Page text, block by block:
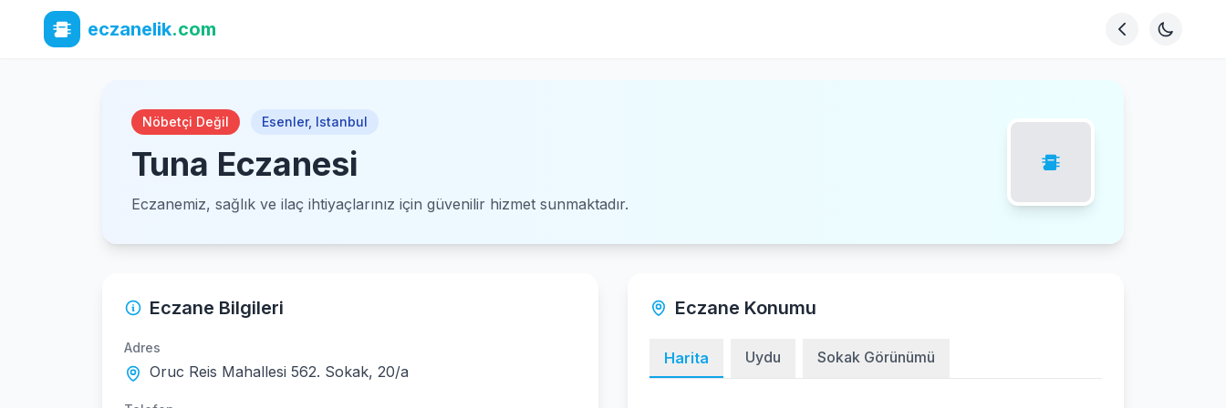
eczanelik.com
Nöbetçi Değil Esenler, Istanbul
Tuna Eczanesi
Eczanemiz, sağlık ve ilaç ihtiyaçlarınız için güvenilir hizmet sunmaktadır.
Eczane Bilgileri
Adres
Oruc Reis Mahallesi 562. Sokak, 20/a
Eczane Konumu
Harita Uydu Sokak Görünümü